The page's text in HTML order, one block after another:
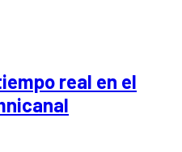
real en el